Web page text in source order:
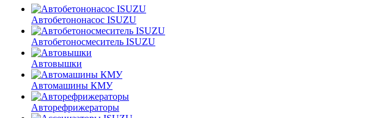
Автобетононасос ISUZU
Автобетоносмеситель ISUZU
Автовышки
Автомашины КМУ
Авторефрижераторы